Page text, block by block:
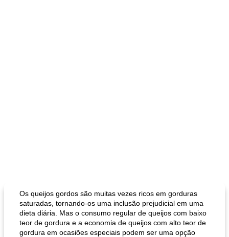
Os queijos gordos são muitas vezes ricos em gorduras
saturadas, tornando-os uma inclusão prejudicial em uma
dieta diária. Mas o consumo regular de queijos com baixo
teor de gordura e a economia de queijos com alto teor de
gordura em ocasiões especiais podem ser uma opção